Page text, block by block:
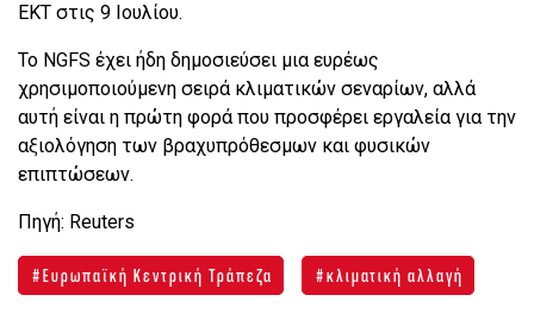
ΕΚΤ στις 9 Ιουλίου.
Το NGFS έχει ήδη δημοσιεύσει μια ευρέως
χρησιμοποιούμενη σειρά κλιματικών σεναρίων, αλλά
αυτή είναι η πρώτη φορά που προσφέρει εργαλεία για την
αξιολόγηση των βραχυπρόθεσμων και φυσικών
επιπτώσεων.
Πηγή: Reuters
Ευρωπαϊκή Κεντρική Τράπεζα κλιματική αλλαγή